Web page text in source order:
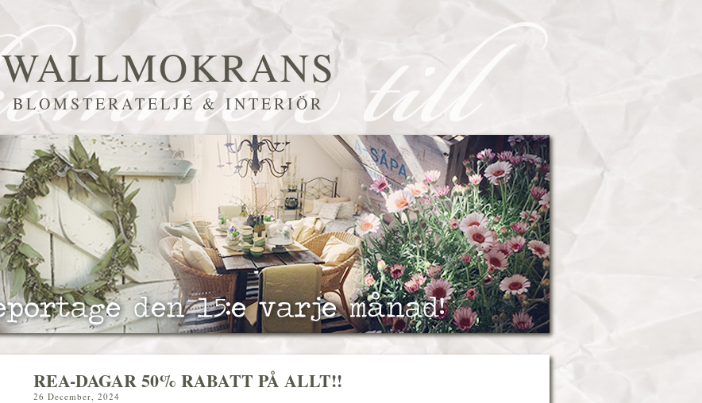
WALLMOKRANS
BLOMSTERATELJÉ & INTERIÖR
REA-DAGAR 50% RABATT PÅ ALLT!!
26 December, 2024